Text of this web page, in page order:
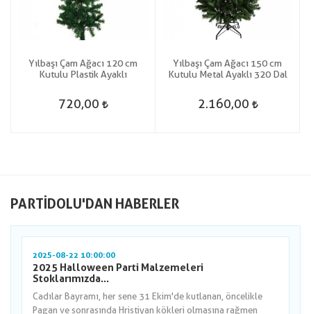
Yılbaşı Çam Ağacı 120 cm
Kutulu Plastik Ayaklı
720,00
Yılbaşı Çam Ağacı 150 cm
Kutulu Metal Ayaklı 320 Dal
2.160,00
PARTIDOLU'DAN HABERLER
2025-08-22 10:00:00
2025 Halloween Parti Malzemeleri
Stoklarımızda...
Cadılar Bayramı, her sene 31 Ekim'de kutlanan, öncelikle
Pagan ve sonrasında Hristiyan kökleri olmasına rağmen